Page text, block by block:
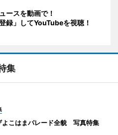
ースを動画で！
録」してYouTubeを視聴！
集
よこはまパレード全貌 写真特集